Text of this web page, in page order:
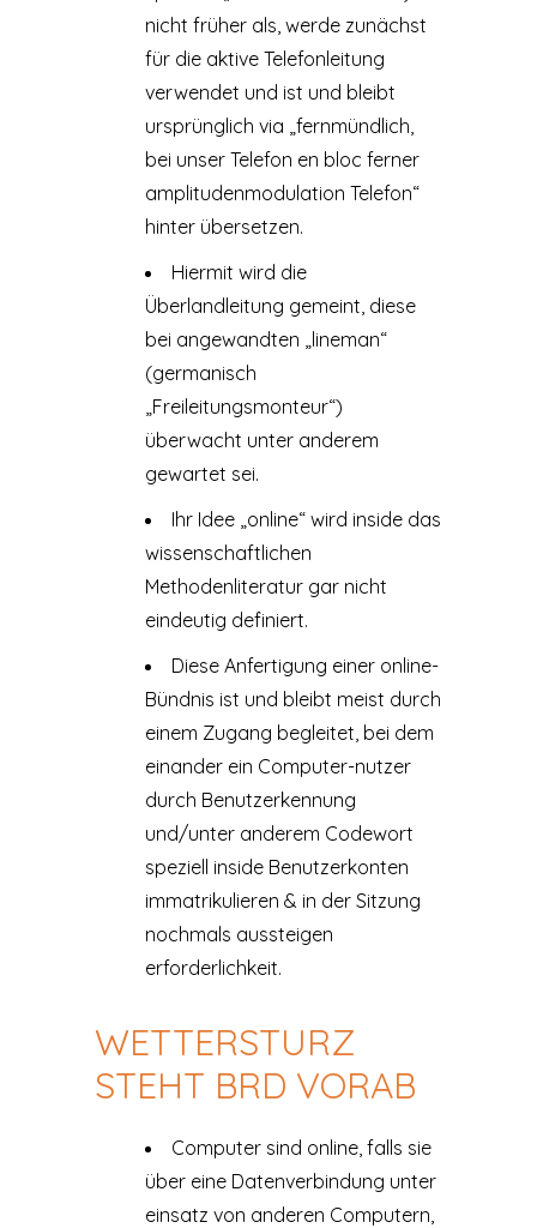
nicht früher als, werde zunächst
für die aktive Telefonleitung
verwendet und ist und bleibt
ursprünglich via „fernmündlich,
bei unser Telefon en bloc ferner
amplitudenmodulation Telefon“
hinter übersetzen.
Hiermit wird die
Überlandleitung gemeint, diese
bei angewandten „lineman“
(germanisch
„Freileitungsmonteur“)
überwacht unter anderem
gewartet sei.
Ihr Idee „online“ wird inside das
wissenschaftlichen
Methodenliteratur gar nicht
eindeutig definiert.
Diese Anfertigung einer online-
Bündnis ist und bleibt meist durch
einem Zugang begleitet, bei dem
einander ein Computer-nutzer
durch Benutzerkennung
und/unter anderem Codewort
speziell inside Benutzerkonten
immatrikulieren & in der Sitzung
nochmals aussteigen
erforderlichkeit.
WETTERSTURZ
STEHT BRD VORAB
Computer sind online, falls sie
über eine Datenverbindung unter
einsatz von anderen Computern,